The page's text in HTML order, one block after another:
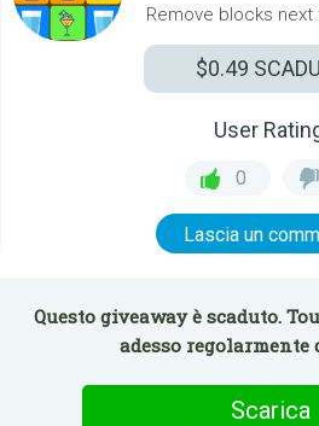
Remove blocks
$0.49
User
0
Lascia un
Questo giveaway è scaduto.
adesso
Scarica